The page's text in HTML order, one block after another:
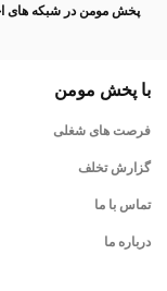
پخش مومن در شبکه های
با پخش مومن
فرصت های شغلی
گزارش تخلف
تماس با ما
درباره ما